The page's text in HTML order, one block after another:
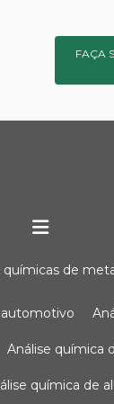
FAÇA
químicas de
automotivo
análise química
química de